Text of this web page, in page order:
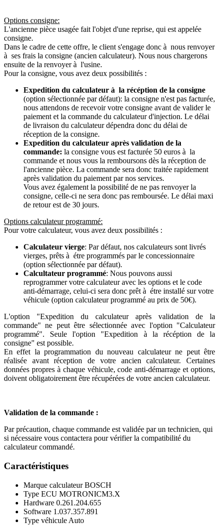
Options consigne:
L'ancienne pièce usagée fait l'objet d'une reprise, qui est appelée
consigne.
Dans le cadre de cette offre, le client s'engage donc à nous renvoyer
à ses frais la consigne (ancien calculateur). Nous nous chargerons
ensuite de la renvoyer à l'usine.
Pour la consigne, vous avez deux possibilités :
Expedition du calculateur à la récéption de la consigne
(option sélectionnée par défaut): la consigne n'est pas facturée,
nous attendons de recevoir votre consigne avant de valider le
paiement et la commande du calculateur d'injection. Le délai
de livraison du calculateur dépendra donc du délai de
réception de la consigne.
Expedition du calculateur après validation de la
commande: la consigne vous est facturée 50 euros à la
commande et nous vous la remboursons dès la réception de
l'ancienne pièce. La commande sera donc traitée rapidement
après validation du paiement par nos services.
Vous avez également la possibilité de ne pas renvoyer la
consigne, celle-ci ne sera donc pas remboursée. Le délai maxi
de retour est de 30 jours.
Options calculateur programmé:
Pour votre calculateur, vous avez deux possibilités :
Calculateur vierge: Par défaut, nos calculateurs sont livrés
vierges, prêts à étre programmés par le concessionnaire
(option sélectionnée par défaut).
Calcultateur programmé: Nous pouvons aussi
reprogrammer votre calculateur avec les options et le code
anti-démarrage, celui-ci sera donc prêt à étre installé sur votre
véhicule (option calculateur programmé au prix de 50€).
L'option "Expedition du calculateur après validation de la
commande" ne peut être sélectionnée avec l'option "Calculateur
programmé". Seule l'option "Expedition à la récéption de la
consigne" est possible.
En effet la programmation du nouveau calculateur ne peut être
réalisée avant réception de votre ancien calculateur. Certaines
données propres à chaque véhicule, code anti-démarrage et options,
doivent obligatoirement être récupérées de votre ancien calculateur.
Validation de la commande :
Par précaution, chaque commande est validée par un technicien, qui
si nécessaire vous contactera pour vérifier la compatibilité du
calculateur commandé.
Caractéristiques
Marque calculateur BOSCH
Type ECU MOTRONICM3.X
Hardware 0.261.204.655
Software 1.037.357.891
Type véhicule Auto